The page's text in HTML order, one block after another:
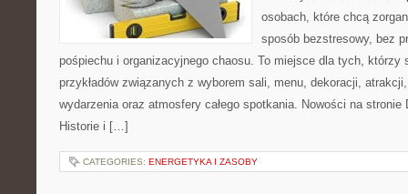
osobach, które chcą
sposób bezstresowy, bez
pośpiechu i organizacyjnego chaosu. To miejsce dla tych, którzy
przykładów związanych z wyborem sali, menu, dekoracji,
wydarzenia oraz atmosfery całego spotkania. Nowości na stronie
Historie i […]
CATEGORIES: ENERGETYKA I ZASOBY